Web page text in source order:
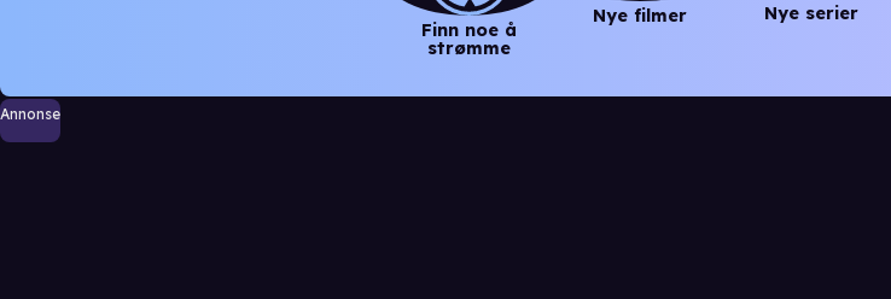
Finn noe å
strømme
Nye filmer Nye serier
Annonse